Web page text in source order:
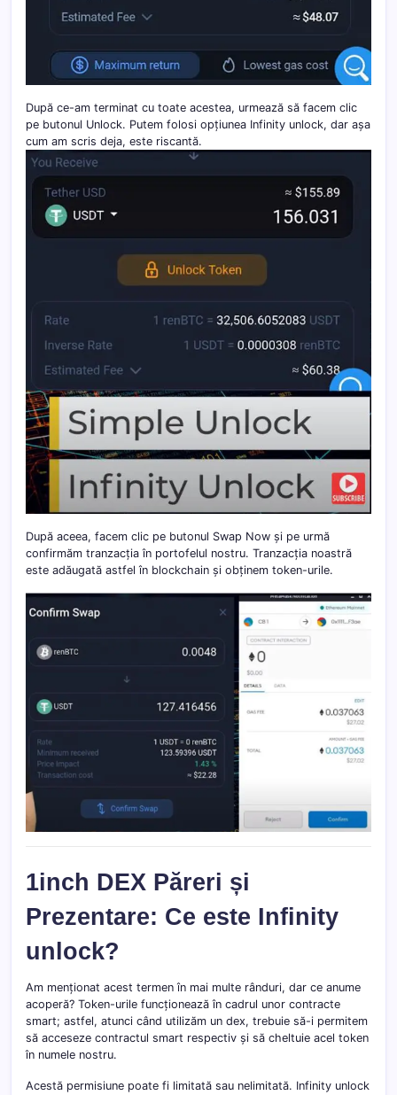
După ce-am terminat cu toate acestea, urmează să facem clic
pe butonul Unlock. Putem folosi opțiunea Infinity unlock, dar așa
cum am scris deja, este riscantă.
După aceea, facem clic pe butonul Swap Now și pe urmă
confirmăm tranzacția în portofelul nostru. Tranzacția noastră
este adăugată astfel în blockchain și obținem token-urile.
1inch DEX Păreri și
Prezentare: Ce este Infinity
unlock?
Am menționat acest termen în mai multe rânduri, dar ce anume
acoperă? Token-urile funcționează în cadrul unor contracte
smart; astfel, atunci când utilizăm un dex, trebuie să-i permitem
să acceseze contractul smart respectiv și să cheltuie acel token
în numele nostru.
Acestă permisiune poate fi limitată sau nelimitată. Infinity unlock